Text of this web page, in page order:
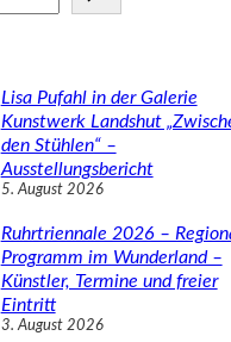
Lisa Pufahl in der Galerie
Kunstwerk Landshut
den Stühlen“ –
Ausstellungsbericht
5. August 2026
Ruhrtriennale 2026 –
Programm im Wunderland –
Künstler, Termine und freier
Eintritt
3. August 2026